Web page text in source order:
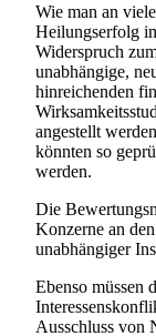
Wie man an
Heilungserfolg
Widerspruch
unabhängige,
hinreichenden
angestellt
könnten so
werden.
Die
Konzerne an
unabhängiger
Ebenso müssen
Ausschluss von